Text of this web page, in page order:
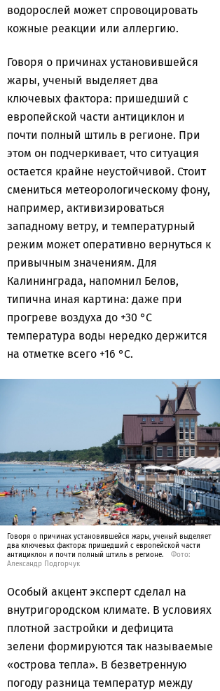
водорослей может спровоцировать
кожные реакции или аллергию.
Говоря о причинах установившейся
жары, ученый выделяет два
ключевых фактора: пришедший с
европейской части антициклон и
почти полный штиль в регионе. При
этом он подчеркивает, что ситуация
остается крайне неустойчивой. Стоит
смениться метеорологическому фону,
например, активизироваться
западному ветру, и температурный
режим может оперативно вернуться к
привычным значениям. Для
Калининграда, напомнил Белов,
типична иная картина: даже при
прогреве воздуха до +30 °C
температура воды нередко держится
на отметке всего +16 °C.
Говоря о причинах установившейся жары, ученый выделяет
два ключевых фактора: пришедший с европейской части
антициклон и почти полный штиль в регионе.
Фото:
Александр Подгорчук
Особый акцент эксперт сделал на
внутригородском климате. В условиях
плотной застройки и дефицита
зелени формируются так называемые
«острова тепла». В безветренную
погоду разница температур между